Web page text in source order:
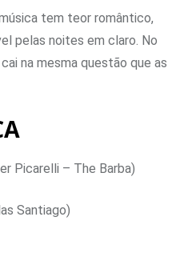
tem teor romântico,
pelas noites em claro. No
na mesma questão que as
Picarelli – The Barba)
Santiago)